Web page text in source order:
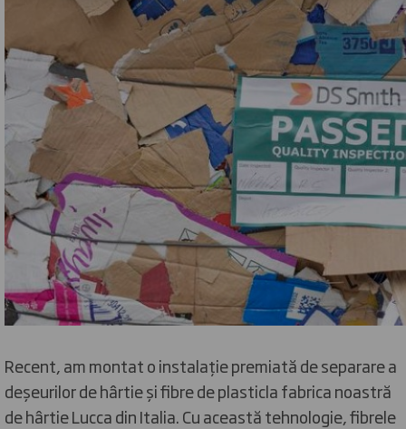
Recent, am montat o instalație premiată de separare a
deșeurilor de hârtie și fibre de plasticla fabrica noastră
de hârtie Lucca din Italia. Cu această tehnologie, fibrele